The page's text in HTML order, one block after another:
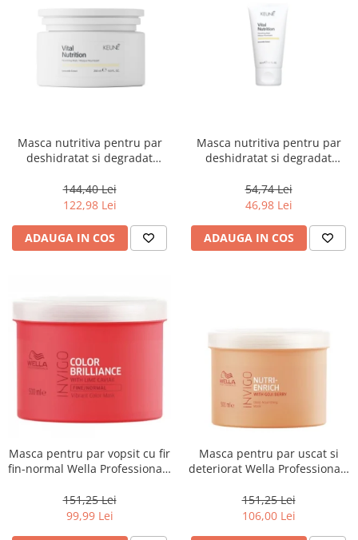
Masca nutritiva pentru par
deshidratat si degradat
Mask, 250 ml
144,40 Lei
122,98 Lei
ADAUGA IN COS
Masca nutritiva pentru par
deshidratat si degradat
Mask, 50 ml
54,74 Lei
46,98 Lei
ADAUGA IN COS
Masca pentru par vopsit cu fir
fin-normal Wella Professionals
151,25 Lei
99,99 Lei
Masca pentru par uscat si
deteriorat Wella Professionals
151,25 Lei
106,00 Lei